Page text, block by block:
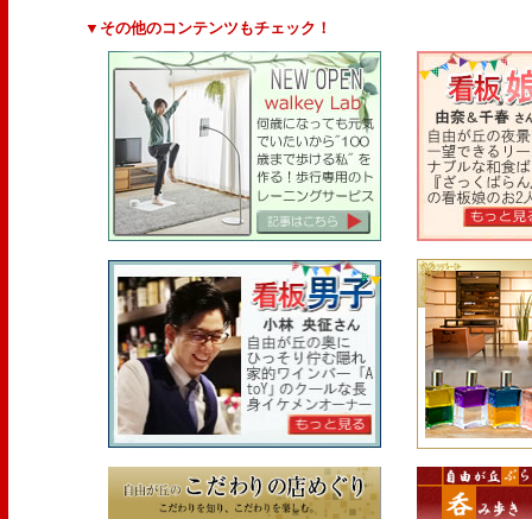
▼その他のコンテンツもチェック！